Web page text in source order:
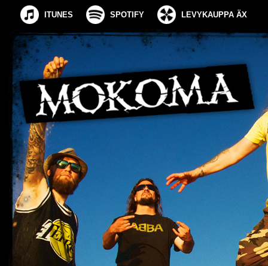
ITUNES SPOTIFY LEVYKAUPPA ÄX